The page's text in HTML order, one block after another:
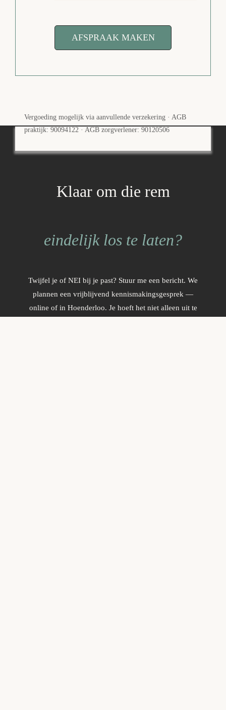
AFSPRAAK MAKEN
Vergoeding mogelijk via aanvullende verzekering · AGB
praktijk: 90094122 · AGB zorgverlener: 90120506
Klaar om die rem
eindelijk los te laten?
Twijfel je of NEI bij je past? Stuur me een bericht. We
plannen een vrijblijvend kennismakingsgesprek —
online of in Hoenderloo. Je hoeft het niet alleen uit te